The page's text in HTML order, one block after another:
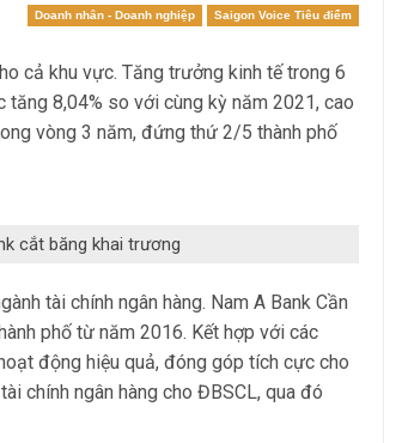
Doanh nhân - Doanh nghiệp Saigon Voice Tiêu điểm
cả khu vực. Tăng trưởng kinh tế trong 6
8,04% so với cùng kỳ năm 2021, cao
vòng 3 năm, đứng thứ 2/5 thành phố
cắt băng khai trương
tài chính ngân hàng. Nam A Bank Cần
phố từ năm 2016. Kết hợp với các
động hiệu quả, đóng góp tích cực cho
chính ngân hàng cho ĐBSCL, qua đó